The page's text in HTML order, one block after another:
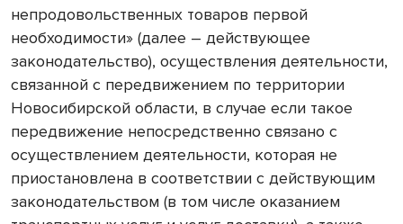
непродовольственных товаров первой
необходимости» (далее – действующее
законодательство), осуществления деятельности,
связанной с передвижением по территории
Новосибирской области, в случае если такое
передвижение непосредственно связано с
осуществлением деятельности, которая не
приостановлена в соответствии с действующим
законодательством (в том числе оказанием